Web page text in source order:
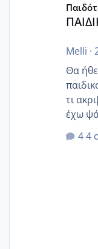
Melli ·
Θα
τι
έχω
ότι
4